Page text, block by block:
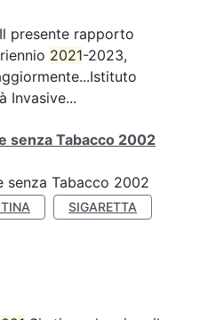
presente rapporto
2021-2023,
Invasive...
senza Tabacco 2002
senza Tabacco 2002
SIGARETTA